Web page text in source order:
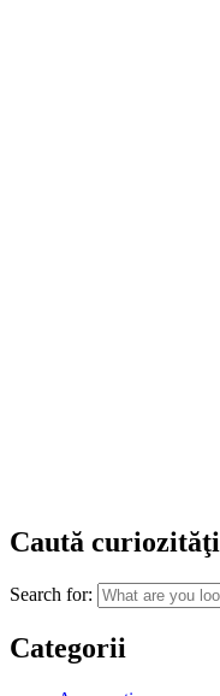
Caută curiozităţi
Search for:
Categorii